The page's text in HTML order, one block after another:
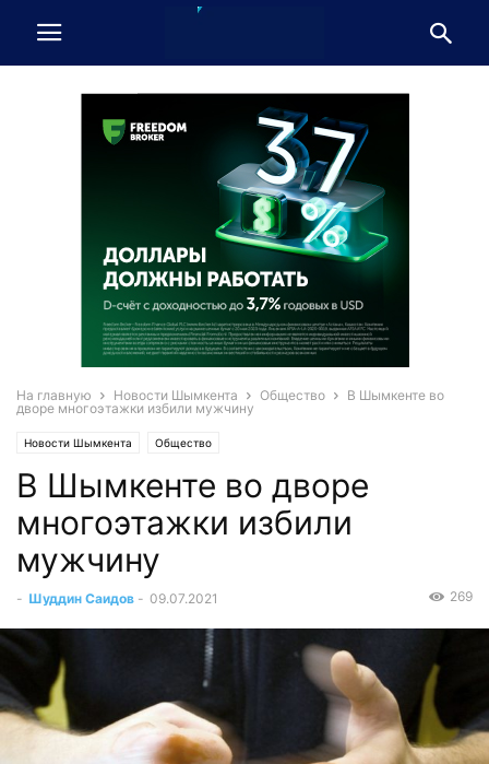
На главную Новости Шымкента Общество
В Шымкенте во
дворе многоэтажки избили мужчину
Новости Шымкента Общество
В Шымкенте во дворе
многоэтажки избили
мужчину
- Шуддин Саидов - 09.07.2021 269